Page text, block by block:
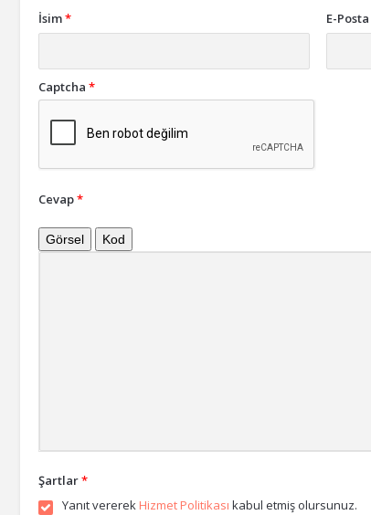
İsim* E-Posta
Captcha *
Cevap*
Görsel Kod
Şartlar*
Yanıt vererek Hizmet Politikası kabul etmiş olursunuz.